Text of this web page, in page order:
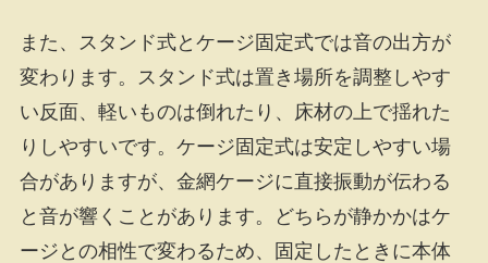
また、スタンド式とケージ固定式では音の出方が
変わります。スタンド式は置き場所を調整しやす
い反面、軽いものは倒れたり、床材の上で揺れた
りしやすいです。ケージ固定式は安定しやすい場
合がありますが、金網ケージに直接振動が伝わる
と音が響くことがあります。どちらが静かかはケ
ージとの相性で変わるため、固定したときに本体